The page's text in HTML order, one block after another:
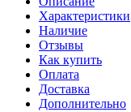
Характеристики
Наличие
Отзывы
Как купить
Оплата
Доставка
Дополнительно